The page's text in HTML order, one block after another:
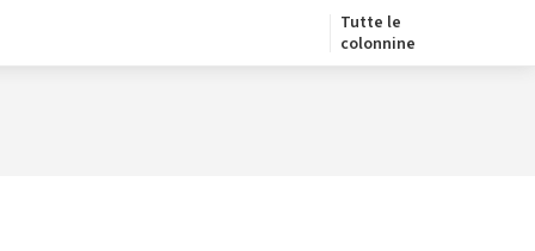
Tutte le
colonnine